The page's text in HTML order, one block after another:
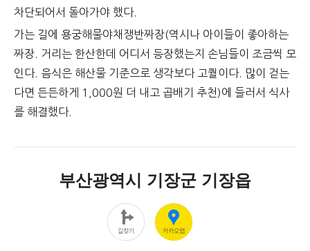
차단되어서 돌아가야 했다.
가는 길에 용궁해물야채쟁반짜장(역시나 아이들이 좋아하는
짜장. 거리는 한산한데 어디서 등장했는지 손님들이 조금씩 모
인다. 음식은 해산물 기준으로 생각보다 고퀄이다. 많이 걷는
다면 든든하게 1,000원 더 내고 곱배기 추천)에 들러서 식사
를 해결했다.